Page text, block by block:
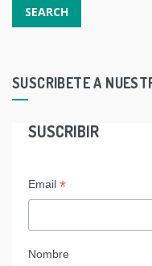
SUSCRIBETE A
SUSCRIBIR
Email *
Nombre